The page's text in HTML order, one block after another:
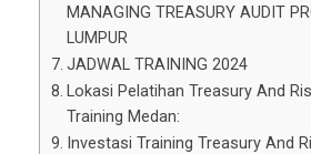
MANAGING TREASURY AUDIT
LUMPUR
JADWAL TRAINING 2024
Lokasi Pelatihan Treasury And
Training Medan:
Investasi Training Treasury And